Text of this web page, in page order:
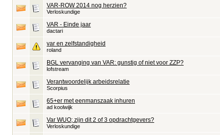
VAR-ROW 2014 nog herzien?
Verloskundige
VAR - Einde jaar
dactari
var en zelfstandigheid
roland
BGL vervanging van VAR: gunstig of niet voor ZZP?
lofstream
Verantwoordelijk arbeidsrelatie
Scorpius
65+er met eenmanszaak inhuren
ad koolwijk
Var WUO; zijn dit 2 of 3 opdrachtgevers?
Verloskundige